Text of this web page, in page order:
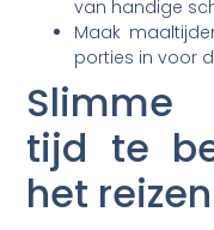
van handige
Maak
porties in voor
Slimme
tijd te
het reizen